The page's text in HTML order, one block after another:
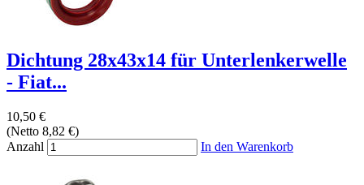
Dichtung 28x43x14 für Unterlenkerwelle
- Fiat...
10,50 €
(Netto 8,82 €)
Anzahl
In den Warenkorb